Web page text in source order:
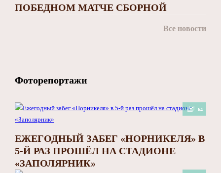
ПОБЕДНОМ МАТЧЕ СБОРНОЙ
Все новости
Фоторепортажи
64
ЕЖЕГОДНЫЙ ЗАБЕГ «НОРНИКЕЛЯ» В
5-Й РАЗ ПРОШЁЛ НА СТАДИОНЕ
«ЗАПОЛЯРНИК»